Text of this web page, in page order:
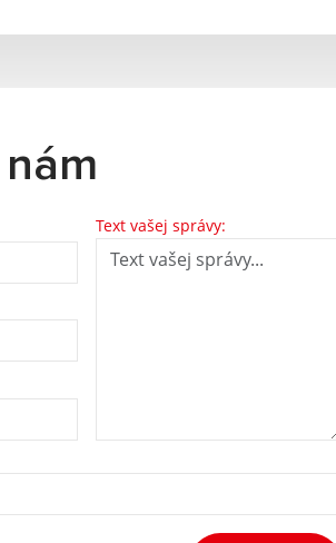
Text vašej správy: